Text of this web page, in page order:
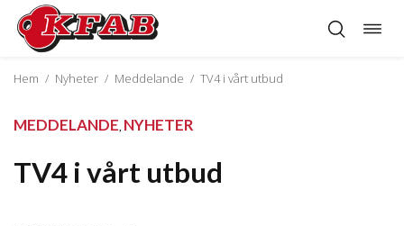
Hoppa
innehåll
Hem / Nyheter / Meddelande / TV4 i vårt utbud
MEDDELANDE NYHETER
TV4 i vårt utbud